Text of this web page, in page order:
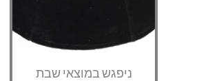
ניפגש במוצאי שבת